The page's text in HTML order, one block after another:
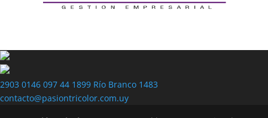
2903 0146 097 44 1899 Río Branco 1483
contacto@pasiontricolor.com.uy